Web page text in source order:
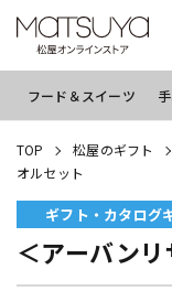
フード＆スイーツ
TOP 松屋のギフト
オルセット
ギフト・カタログ
＜アーバン